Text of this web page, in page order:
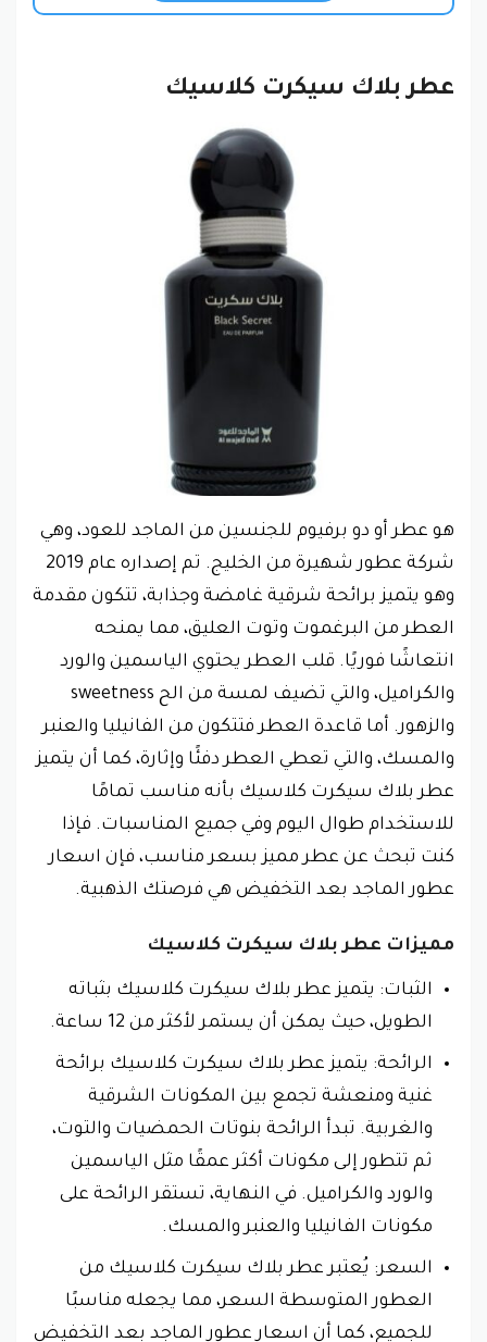
عطر بلاك سيكرت كلاسيك
هو عطر أو دو برفيوم للجنسين من الماجد للعود، وهي
شركة عطور شهيرة من الخليج. تم إصداره عام 2019
وهو يتميز برائحة شرقية غامضة وجذابة، تتكون مقدمة
العطر من البرغموت وتوت العليق، مما يمنحه
انتعاشًا فوريًا. قلب العطر يحتوي الياسمين والورد
والكراميل، والتي تضيف لمسة من الح sweetness
والزهور. أما قاعدة العطر فتتكون من الفانيليا والعنبر
والمسك، والتي تعطي العطر دفئًا وإثارة، كما أن يتميز
عطر بلاك سيكرت كلاسيك بأنه مناسب تمامًا
للاستخدام طوال اليوم وفي جميع المناسبات. فإذا
كنت تبحث عن عطر مميز بسعر مناسب، فإن اسعار
عطور الماجد بعد التخفيض هي فرصتك الذهبية.
مميزات عطر بلاك سيكرت كلاسيك
الثبات: يتميز عطر بلاك سيكرت كلاسيك بثباته
الطويل، حيث يمكن أن يستمر لأكثر من 12 ساعة.
الرائحة: يتميز عطر بلاك سيكرت كلاسيك برائحة
غنية ومنعشة تجمع بين المكونات الشرقية
والغربية. تبدأ الرائحة بنوتات الحمضيات والتوت،
ثم تتطور إلى مكونات أكثر عمقًا مثل الياسمين
والورد والكراميل. في النهاية، تستقر الرائحة على
مكونات الفانيليا والعنبر والمسك.
السعر: يُعتبر عطر بلاك سيكرت كلاسيك من
العطور المتوسطة السعر، مما يجعله مناسبًا
للجميع، كما أن اسعار عطور الماجد بعد التخفيض